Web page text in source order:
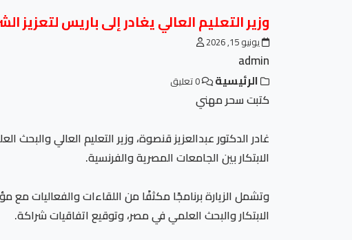
وزير التعليم العالي يغادر إلى باريس لتعزيز
يونيو 15, 2026
admin
الرئيسية
كتبت سحر مهني
غادر الدكتور عبدالعزيز قنصوة، وزير التعليم العالي
الابتكار بين الجامعات المصرية والفرنسية.
وتشمل الزيارة برنامجًا مكثفًا من اللقاءات والفعاليات
الابتكار والبحث العلمي في مصر، وتوقيع اتفاقيات شراكة.